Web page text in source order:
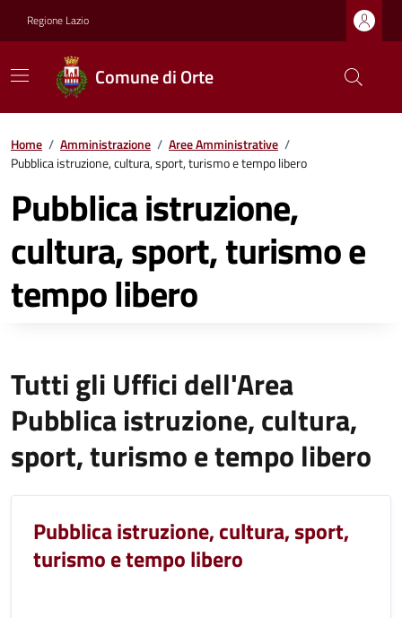
Regione Lazio
Comune di Orte
Home / Amministrazione / Aree Amministrative /
Pubblica istruzione, cultura, sport, turismo e tempo libero
Pubblica istruzione,
cultura, sport, turismo e
tempo libero
Tutti gli Uffici dell'Area
Pubblica istruzione, cultura,
sport, turismo e tempo libero
Pubblica istruzione, cultura, sport,
turismo e tempo libero